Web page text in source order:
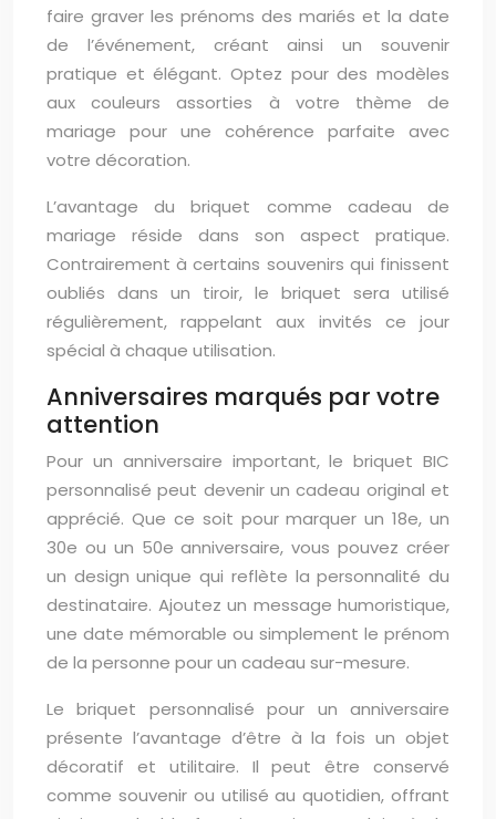
faire graver les prénoms des mariés et la date
de l’événement, créant ainsi un souvenir
pratique et élégant. Optez pour des modèles
aux couleurs assorties à votre thème de
mariage pour une cohérence parfaite avec
votre décoration.
L’avantage du briquet comme cadeau de
mariage réside dans son aspect pratique.
Contrairement à certains souvenirs qui finissent
oubliés dans un tiroir, le briquet sera utilisé
régulièrement, rappelant aux invités ce jour
spécial à chaque utilisation.
Anniversaires marqués par votre
attention
Pour un anniversaire important, le briquet BIC
personnalisé peut devenir un cadeau original et
apprécié. Que ce soit pour marquer un 18e, un
30e ou un 50e anniversaire, vous pouvez créer
un design unique qui reflète la personnalité du
destinataire. Ajoutez un message humoristique,
une date mémorable ou simplement le prénom
de la personne pour un cadeau sur-mesure.
Le briquet personnalisé pour un anniversaire
présente l’avantage d’être à la fois un objet
décoratif et utilitaire. Il peut être conservé
comme souvenir ou utilisé au quotidien, offrant